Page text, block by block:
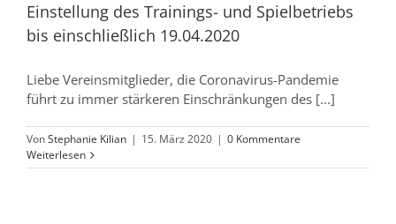
Einstellung des Trainings- und Spielbetriebs
bis einschließlich 19.04.2020
Liebe Vereinsmitglieder, die Coronavirus-Pandemie
führt zu immer stärkeren Einschränkungen des [...]
VonStephanie Kilian | 15. März 2020 | 0 Kommentare
Weiterlesen